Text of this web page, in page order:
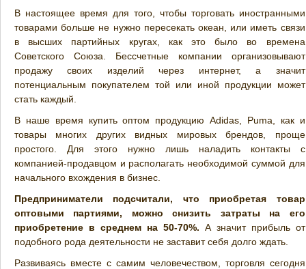
В настоящее время для того, чтобы торговать иностранными
товарами больше не нужно пересекать океан, или иметь связи
в высших партийных кругах, как это было во времена
Советского Союза. Бессчетные компании организовывают
продажу своих изделий через интернет, а значит
потенциальным покупателем той или иной продукции может
стать каждый.
В наше время купить оптом продукцию Adidas, Puma, как и
товары многих других видных мировых брендов, проще
простого. Для этого нужно лишь наладить контакты с
компанией-продавцом и располагать необходимой суммой для
начального вхождения в бизнес.
Предприниматели подсчитали, что приобретая товар
оптовыми партиями, можно снизить затраты на его
приобретение в среднем на 50-70%. А значит прибыль от
подобного рода деятельности не заставит себя долго ждать.
Развиваясь вместе с самим человечеством, торговля сегодня